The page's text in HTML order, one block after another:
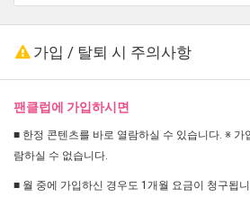
가입 / 탈퇴 시 주의사항
팬클럽에 가입하시면
■ 한정 콘텐츠를 바로 열람하실 수 있습니다. ※ 가
람하실 수 없습니다.
■ 월 중에 가입하신 경우도 1개월 요금이 청구됩